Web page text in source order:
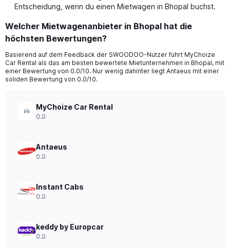
Entscheidung, wenn du einen Mietwagen in Bhopal buchst.
Welcher Mietwagenanbieter in Bhopal hat die
höchsten Bewertungen?
Basierend auf dem Feedback der SWOODOO-Nutzer führt MyChoize
Car Rental als das am besten bewertete Mietunternehmen in Bhopal, mit
einer Bewertung von 0.0/10. Nur wenig dahinter liegt Antaeus mit einer
soliden Bewertung von 0.0/10.
MyChoize Car Rental
0.0
Antaeus
0.0
Instant Cabs
0.0
keddy by Europcar
0.0